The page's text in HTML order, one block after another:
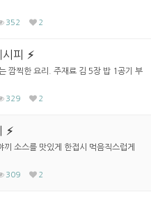
352 2
피
깜찍한 요리. 주재료 김 5장 밥 1공기 부
329 2
소스를 맛있게 한접시 먹음직스럽게
309 2